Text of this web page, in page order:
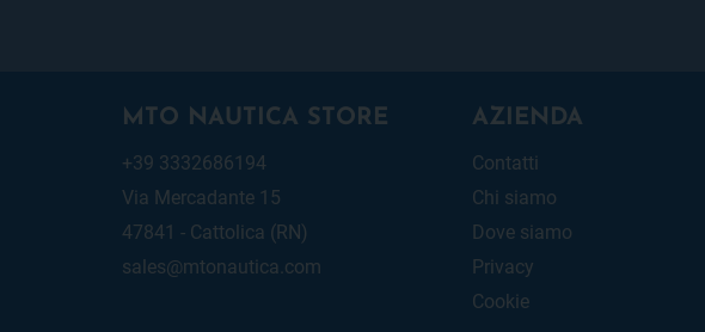
MTO NAUTICA STORE
+39 3332686194
Via Mercadante 15
47841 - Cattolica (RN)
sales@mtonautica.com
AZIENDA
Contatti
Chi siamo
Dove siamo
Privacy
Cookie